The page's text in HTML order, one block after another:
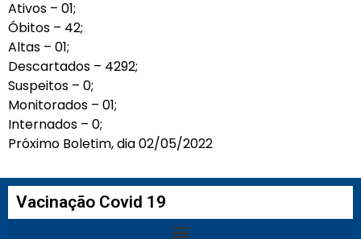
Ativos – 01;
Óbitos – 42;
Altas – 01;
Descartados – 4292;
Suspeitos – 0;
Monitorados – 01;
Internados – 0;
Próximo Boletim, dia 02/05/2022
Vacinação Covid 19